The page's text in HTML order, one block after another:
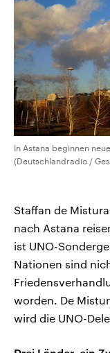
In Astana beginnen
(Deutschlandradio /
Staffan de
nach Astana
ist UNO-
Nationen sind
worden. De
wird die UNO-